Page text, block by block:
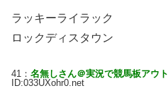
ラッキーライラック
ロックディスタウン
41： 名無しさん＠実況で競馬板アウト
ID:033UXohr0.net